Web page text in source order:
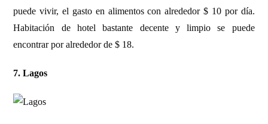
puede vivir, el gasto en alimentos con alrededor $ 10 por día.
Habitación de hotel bastante decente y limpio se puede
encontrar por alrededor de $ 18.
7. Lagos